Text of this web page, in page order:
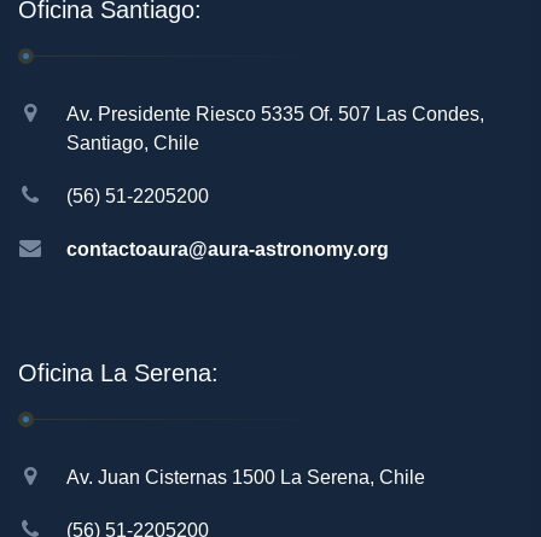
Oficina Santiago:
Av. Presidente Riesco 5335 Of. 507 Las Condes,
Santiago, Chile
(56) 51-2205200
contactoaura@aura-astronomy.org
Oficina La Serena:
Av. Juan Cisternas 1500 La Serena, Chile
(56) 51-2205200